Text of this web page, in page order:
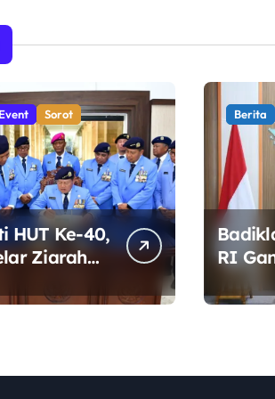
Event Sorot
HUT Ke-40,
Ziarah
Bunga di
Berita
RI